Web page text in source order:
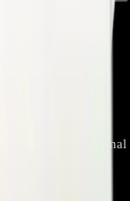
tipo crisper para
(código regional
productos
que reduce la